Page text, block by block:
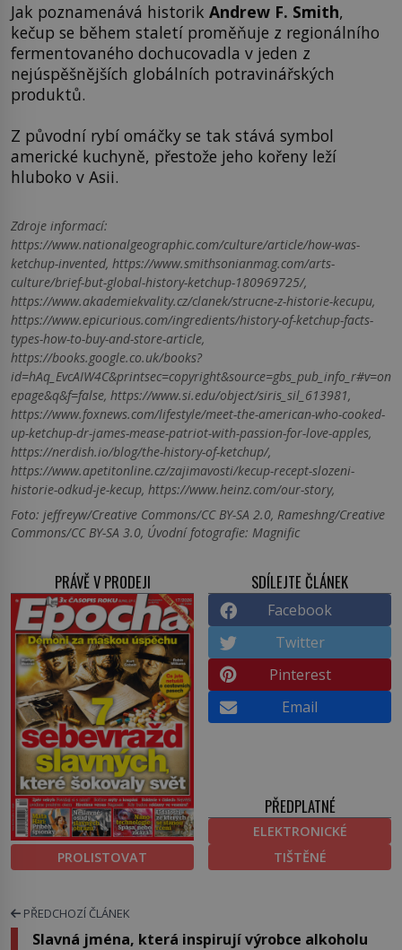
Jak poznamenává historik Andrew F. Smith,
kečup se během staletí proměňuje z regionálního
fermentovaného dochucovadla v jeden z
nejúspěšnějších globálních potravinářských
produktů.
Z původní rybí omáčky se tak stává symbol
americké kuchyně, přestože jeho kořeny leží
hluboko v Asii.
Zdroje informací:
https://www.nationalgeographic.com/culture/article/how-was-
ketchup-invented, https://www.smithsonianmag.com/arts-
culture/brief-but-global-history-ketchup-180969725/,
https://www.akademiekvality.cz/clanek/strucne-z-historie-kecupu,
https://www.epicurious.com/ingredients/history-of-ketchup-facts-
types-how-to-buy-and-store-article,
https://books.google.co.uk/books?
id=hAq_EvcAIW4C&printsec=copyright&source=gbs_pub_info_r#v=on
epage&q&f=false, https://www.si.edu/object/siris_sil_613981,
https://www.foxnews.com/lifestyle/meet-the-american-who-cooked-
up-ketchup-dr-james-mease-patriot-with-passion-for-love-apples,
https://nerdish.io/blog/the-history-of-ketchup/,
https://www.apetitonline.cz/zajimavosti/kecup-recept-slozeni-
historie-odkud-je-kecup, https://www.heinz.com/our-story,
Foto: jeffreyw/Creative Commons/CC BY-SA 2.0, Rameshng/Creative
Commons/CC BY-SA 3.0, Úvodní fotografie: Magnific
PRÁVĚ V PRODEJI
PROLISTOVAT
SDÍLEJTE ČLÁNEK
Facebook
Twitter
Pinterest
Email
PŘEDPLATNÉ
ELEKTRONICKÉ
TIŠTĚNÉ
PŘEDCHOZÍ ČLÁNEK
Slavná jména, která inspirují výrobce alkoholu